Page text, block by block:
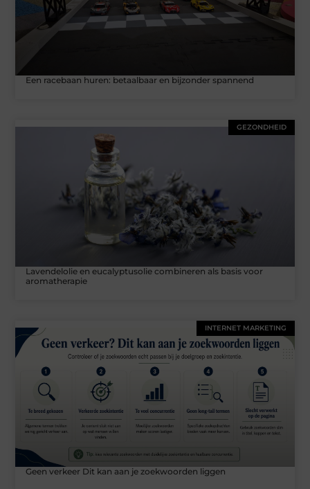
Een racebaan huren: betaalbaar en bijzonder spannend
GEZONDHEID
Lavendelolie en eucalyptusolie combineren als basis voor
aromatherapie
INTERNET MARKETING
Geen verkeer Dit kan aan je zoekwoorden liggen